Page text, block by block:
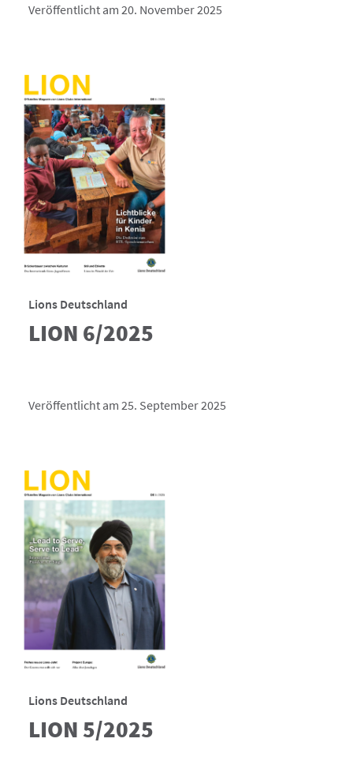
Veröffentlicht am 20. November 2025
Lions Deutschland
LION 6/2025
Veröffentlicht am 25. September 2025
Lions Deutschland
LION 5/2025